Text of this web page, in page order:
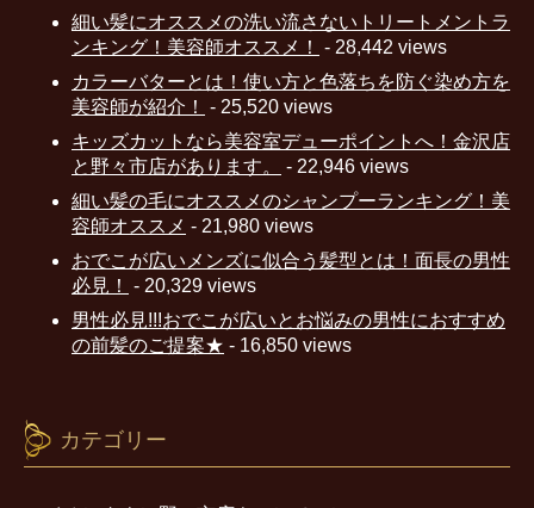
細い髪にオススメの洗い流さないトリートメントラ
ンキング！美容師オススメ！
- 28,442 views
カラーバターとは！使い方と色落ちを防ぐ染め方を
美容師が紹介！
- 25,520 views
キッズカットなら美容室デューポイントへ！金沢店
と野々市店があります。
- 22,946 views
細い髪の毛にオススメのシャンプーランキング！美
容師オススメ - 21,980 views
おでこが広いメンズに似合う髪型とは！面長の男性
必見！
- 20,329 views
男性必見!!!おでこが広いとお悩みの男性におすすめ
の前髪のご提案★ - 16,850 views
カテゴリー